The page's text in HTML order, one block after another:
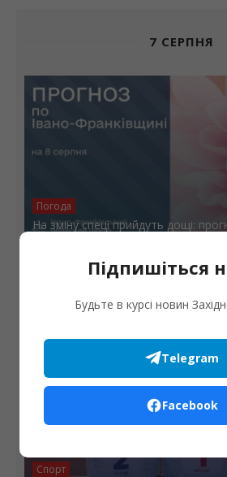
7 СЕРПНЯ
Погода
На зміну спеці прийдуть дощі:
Спорт
Підпишіться
Будьте в курсі новин
Telegram
Facebook